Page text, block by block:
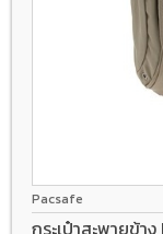
Pacsafe
กระเป๋าสะพายข้